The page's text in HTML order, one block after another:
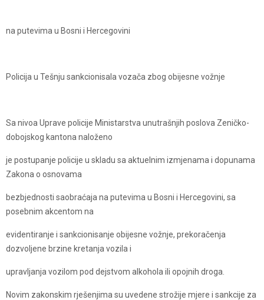
na putevima u Bosni i Hercegovini
Policija u Tešnju sankcionisala vozača zbog obijesne vožnje
Sa nivoa Uprave policije Ministarstva unutrašnjih poslova Zeničko-
dobojskog kantona naloženo
je postupanje policije u skladu sa aktuelnim izmjenama i dopunama
Zakona o osnovama
bezbjednosti saobraćaja na putevima u Bosni i Hercegovini, sa
posebnim akcentom na
evidentiranje i sankcionisanje obijesne vožnje, prekoračenja
dozvoljene brzine kretanja vozila i
upravljanja vozilom pod dejstvom alkohola ili opojnih droga.
Novim zakonskim rješenjima su uvedene strožije mjere i sankcije za